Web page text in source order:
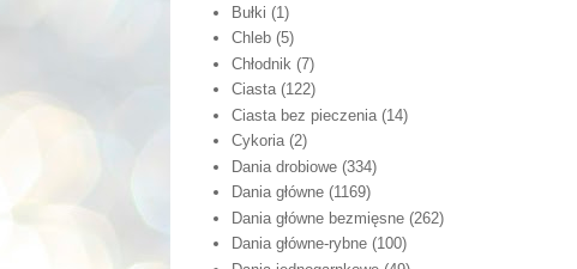
Bułki (1)
Chleb (5)
Chłodnik (7)
Ciasta (122)
Ciasta bez pieczenia (14)
Cykoria (2)
Dania drobiowe (334)
Dania główne (1169)
Dania główne bezmięsne (262)
Dania główne-rybne (100)